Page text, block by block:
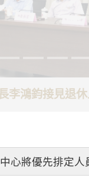
李鴻鈞接見退
心將優先排定